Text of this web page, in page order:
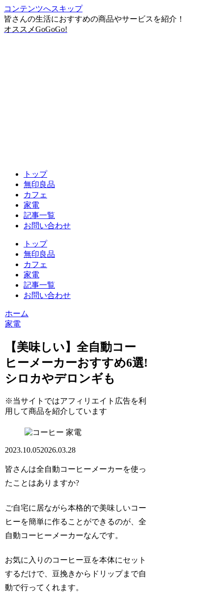
コンテンツへスキップ
皆さんの生活におすすめの商品やサービスを紹介！
オススメGoGoGo!
トップ
無印良品
カフェ
家電
記事一覧
お問い合わせ
トップ
無印良品
カフェ
家電
記事一覧
お問い合わせ
ホーム
家電
【美味しい】全自動コー
ヒーメーカーおすすめ6選!
シロカやデロンギも
※当サイトではアフィリエイト広告を利
用して商品を紹介しています
家電
2023.10.052026.03.28
皆さんは全自動コーヒーメーカーを使っ
たことはありますか?
ご自宅に居ながら本格的で美味しいコー
ヒーを簡単に作ることができるのが、全
自動コーヒーメーカーなんです。
お気に入りのコーヒー豆を本体にセット
するだけで、豆挽きからドリップまで自
動で行ってくれます。